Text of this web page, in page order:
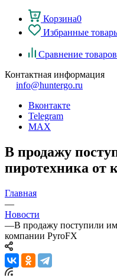
Корзина0
Избранные
Сравнение товаров
Контактная информация
info@huntergo.ru
Вконтакте
Telegram
MAX
В продажу
пиротехника от
Главная
—
Новости
—В продажу поступили
компании PyroFX